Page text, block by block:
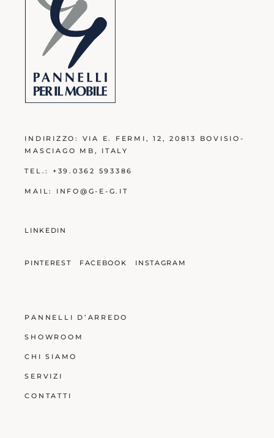
INDIRIZZO: VIA E. FERMI, 12, 20813 BOVISIO-
MASCIAGO MB , ITALY
TEL.: +39.0362 593386
MAIL: INFO@G-E-G.IT
LINKEDIN
PINTEREST FACEBOOK INSTAGRAM
PANNELLI D’ARREDO
SHOWROOM
CHI SIAMO
SERVIZI
CONTATTI